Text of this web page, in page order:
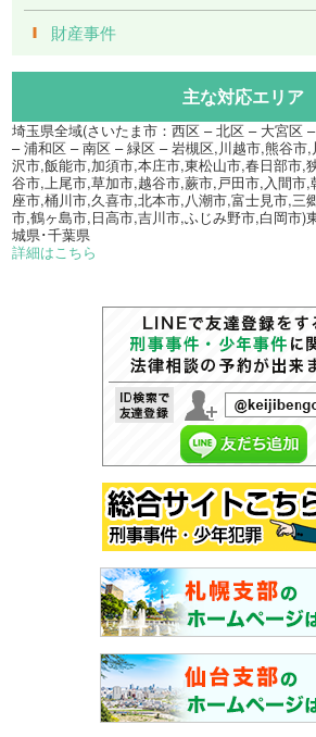
財産事件
主な対応エリア
埼玉県全域(さいたま市：西区 – 北区 – 大宮区
– 浦和区 – 南区 – 緑区 – 岩槻区,川越市,熊谷市
沢市,飯能市,加須市,本庄市,東松山市,春日部市,
谷市,上尾市,草加市,越谷市,蕨市,戸田市,入間市
座市,桶川市,久喜市,北本市,八潮市,富士見市,三
市,鶴ヶ島市,日高市,吉川市,ふじみ野市,白岡市)
城県･千葉県
詳細はこちら